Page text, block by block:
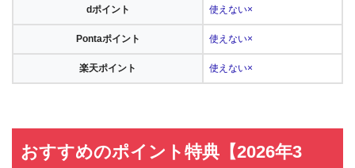
dポイント 使えない×
Pontaポイント 使えない×
楽天ポイント 使えない×
おすすめのポイント特典【2026年3